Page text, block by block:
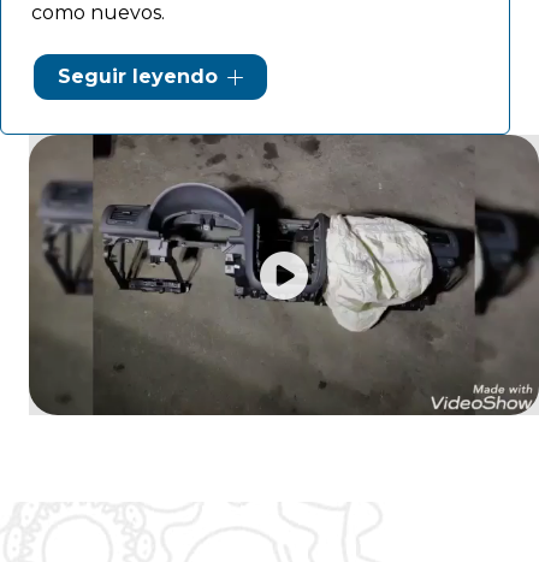
como nuevos.
Ofrecemos servicios para la
coches clásicosy motos antiguas, pero
principales aseguradoras . Gracias a nuestra
experiencia, garantizamos los mejores
acabados a la hora depintar un coche.
Contactacon nosotros y apuesta por
nuestros servicios dechapistería en
Monforte de Lemos!
Seguir leyendo